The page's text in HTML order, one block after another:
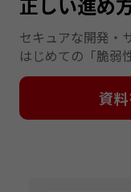
セキュアな開発・
はじめての「脆弱
資